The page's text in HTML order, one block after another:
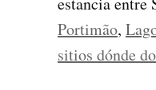
Portimão,
sitios dónde